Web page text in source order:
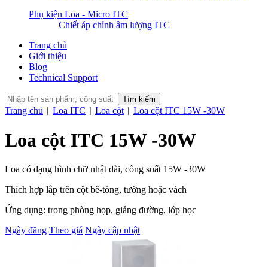
Phụ kiện Loa - Micro ITC
Chiết áp chỉnh âm lượng ITC
Trang chủ
Giới thiệu
Blog
Technical Support
Trang chủ Loa ITC Loa cột Loa cột ITC 15W -30W
Loa cột ITC 15W -30W
Loa có dạng hình chữ nhật dài, công suất 15W -30W
Thích hợp lắp trên cột bê-tông, tường hoặc vách
Ứng dụng: trong phòng họp, giảng đường, lớp học
Ngày đăng Theo giá Ngày cập nhật